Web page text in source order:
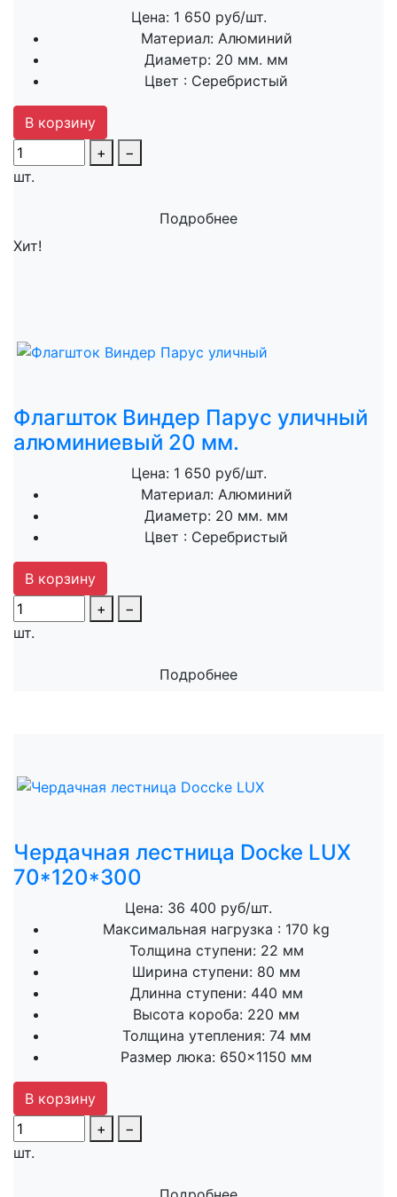
Цена: 1 650 руб/шт.
Материал: Алюминий
Диаметр: 20 мм. мм
Цвет : Серебристый
В корзину
+
−
шт.
Подробнее
Хит!
Флагшток Виндер Парус уличный
алюминиевый 20 мм.
Цена: 1 650 руб/шт.
Материал: Алюминий
Диаметр: 20 мм. мм
Цвет : Серебристый
В корзину
+
−
шт.
Подробнее
Чердачная лестница Docke LUX
70*120*300
Цена: 36 400 руб/шт.
Максимальная нагрузка : 170 kg
Толщина ступени: 22 мм
Ширина ступени: 80 мм
Длинна ступени: 440 мм
Высота короба: 220 мм
Толщина утепления: 74 мм
Размер люка: 650×1150 мм
В корзину
+
−
шт.